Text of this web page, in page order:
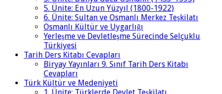
5. Ünite: En Uzun Yüzyıl (1800-1922)
6. Ünite: Sultan ve Osmanlı Merkez Teşkilatı
Osmanlı Kültür ve Uygarlığı
Yerleşme ve Devletleşme Sürecinde Selçuklu
Türkiyesi
Tarih Ders Kitabı Cevapları
Biryay Yayınları 9. Sınıf Tarih Ders Kitabı
Cevapları
Türk Kültür ve Medeniyeti